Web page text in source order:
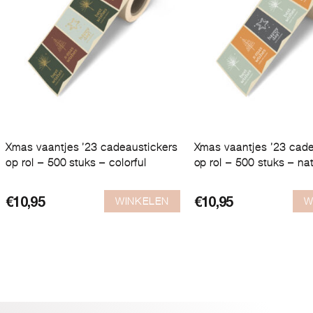
Xmas vaantjes ’23 cadeaustickers
op rol – 500 stuks – colorful
€10,95 WINKELEN
Xmas vaantjes ’23
op rol – 500 stuks –
€10,95